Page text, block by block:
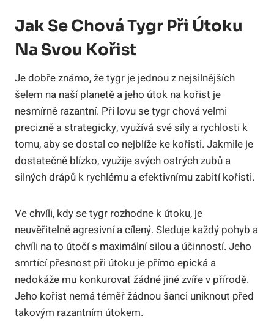
Jak Se Chová Tygr Při Útoku
Na Svou Kořist
Je dobře známo, že tygr je jednou z nejsilnějších
šelem na naší planetě a jeho útok na kořist je
nesmírně razantní. Při lovu se tygr chová velmi
precizně a strategicky, využívá své síly a rychlosti k
tomu, aby se dostal co nejblíže ke kořisti. Jakmile je
dostatečně blízko, využije svých ostrých zubů a
silných drápů k rychlému a efektivnímu zabití kořisti.
Ve chvíli, kdy se tygr rozhodne k útoku, je
neuvěřitelně agresivní a cílený. Sleduje každý pohyb a
chvíli na to útočí s maximální silou a účinností. Jeho
smrtící přesnost při útoku je přímo epická a
nedokáže mu konkurovat žádné jiné zvíře v přírodě.
Jeho kořist nemá téměř žádnou šanci uniknout před
takovým razantním útokem.